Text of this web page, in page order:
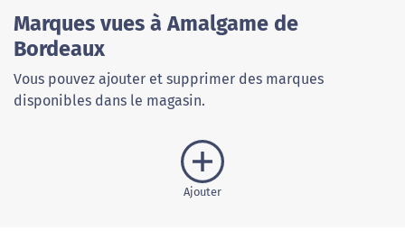
Marques vues à Amalgame de
Bordeaux
Vous pouvez ajouter et supprimer des marques
disponibles dans le magasin.
Ajouter